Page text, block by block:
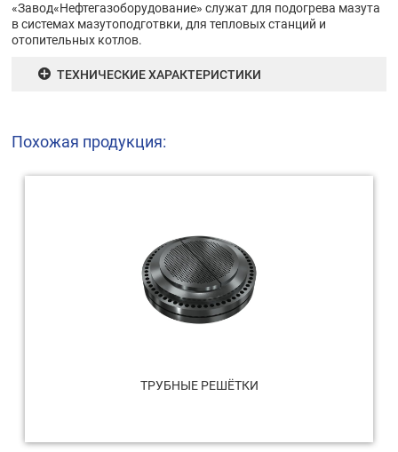
«Завод«Нефтегазоборудование» служат для подогрева мазута
в системах мазутоподготвки, для тепловых станций и
отопительных котлов.
ТЕХНИЧЕСКИЕ ХАРАКТЕРИСТИКИ
Похожая продукция:
ТРУБНЫЕ РЕШЁТКИ